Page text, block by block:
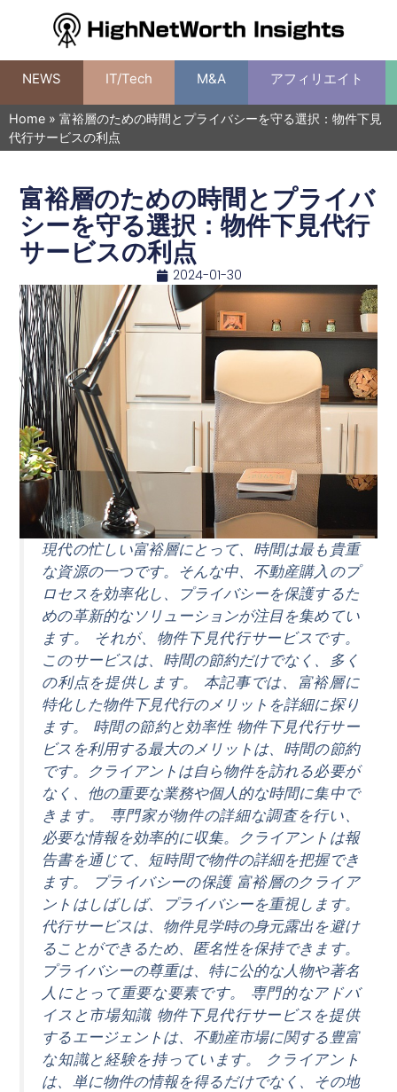
NEWS IT/Tech M&A アフィリエイト
Home » 富裕層のための時間とプライバシーを守る選択：物件下見
代行サービスの利点
富裕層のための時間とプライバ
シーを守る選択：物件下見代行
サービスの利点
2024-01-30
現代の忙しい富裕層にとって、時間は最も貴重
な資源の一つです。そんな中、不動産購入のプ
ロセスを効率化し、プライバシーを保護するた
めの革新的なソリューションが注目を集めてい
ます。 それが、物件下見代行サービスです。
このサービスは、時間の節約だけでなく、多く
の利点を提供します。 本記事では、富裕層に
特化した物件下見代行のメリットを詳細に探り
ます。 時間の節約と効率性 物件下見代行サー
ビスを利用する最大のメリットは、時間の節約
です。クライアントは自ら物件を訪れる必要が
なく、他の重要な業務や個人的な時間に集中で
きます。 専門家が物件の詳細な調査を行い、
必要な情報を効率的に収集。クライアントは報
告書を通じて、短時間で物件の詳細を把握でき
ます。 プライバシーの保護 富裕層のクライア
ントはしばしば、プライバシーを重視します。
代行サービスは、物件見学時の身元露出を避け
ることができるため、匿名性を保持できます。
プライバシーの尊重は、特に公的な人物や著名
人にとって重要な要素です。 専門的なアドバ
イスと市場知識 物件下見代行サービスを提供
するエージェントは、不動産市場に関する豊富
な知識と経験を持っています。 クライアント
は、単に物件の情報を得るだけでなく、その地